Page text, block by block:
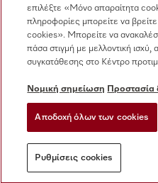
Όροι και Προϋποθέσεις
Προστασία δεδομένων
Όροι Χρήσης
Δήλωση Προσβασιμότητας
Νόμος για τις ψηφιακές
Ρυθμίσεις cookies
επιλέξτε «Μόνο απαραίτητα
πληροφορίες μπορείτε να
cookies». Μπορείτε να
πάσα στιγμή με μελλοντική ισχύ,
συγκατάθεσης στο Κέντρο
Νομική σημείωση
Αποδοχή όλων των cookies
Ρυθμίσεις cookies